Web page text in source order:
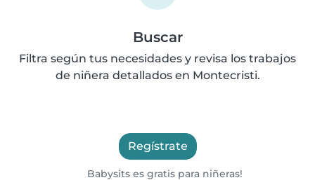
Buscar
Filtra según tus necesidades y revisa los trabajos
de niñera detallados en Montecristi.
Regístrate
Babysits es gratis para niñeras!